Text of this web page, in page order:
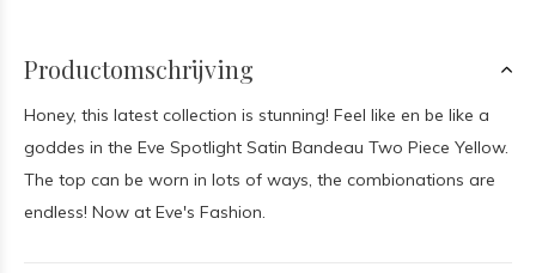
Productomschrijving
Honey, this latest collection is stunning! Feel like en be like a
goddes in the Eve Spotlight Satin Bandeau Two Piece Yellow.
The top can be worn in lots of ways, the combionations are
endless! Now at Eve's Fashion.